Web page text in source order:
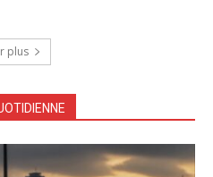
plus